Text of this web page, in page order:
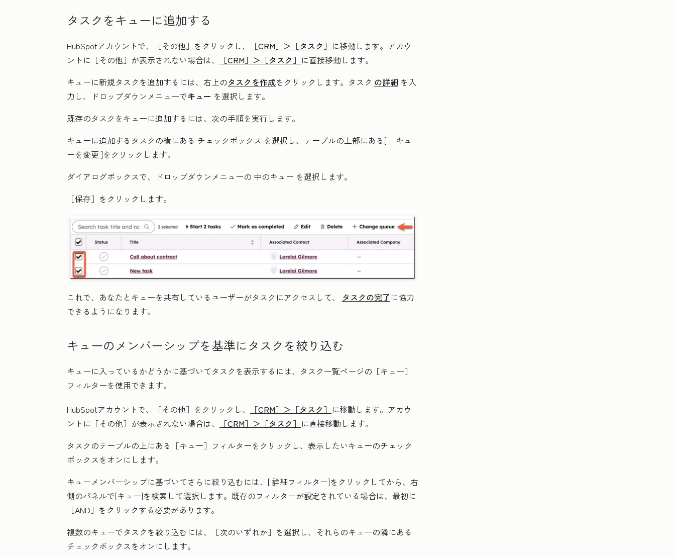
タスクをキューに追加する
HubSpotアカウントで、 ［その他］をクリックし、 ［CRM］＞ ［タスク］ に移動します。アカウ
ントに ［その他］が表示されない場合は、 ［CRM］＞ ［タスク］ に直接移動します。
キューに新規タスクを追加するには、右上のタスクを作成をクリックします。タスク の詳細 を入
力し、ドロップダウンメニューでキュー を選択します。
既存のタスクをキューに追加するには、次の手順を実行します。
キューに追加するタスクの横にある チェックボックス を選択し、テーブルの上部にある[+ キュ
ーを変更 ]をクリックします。
ダイアログボックスで、ドロップダウンメニューの 中のキュー を選択します。
［保存］ をクリックします。
これで、あなたとキューを共有しているユーザーがタスクにアクセスして、 タスクの完了に協力
できるようになります。
キューのメンバーシップを基準にタスクを絞り込む
キューに入っているかどうかに基づいてタスクを表示するには、タスク一覧ページの［キュー］
フィルターを使用できます。
HubSpotアカウントで、
［その他］をクリックし、 ［CRM］＞ ［タスク］ に移動します。アカウ
ントに ［その他］が表示されない場合は、 ［CRM］＞ ［タスク］ に直接移動します。
タスクのテーブルの上にある［キュー］フィルターをクリックし、 表示したいキューのチェック
ボックスをオンにします。
キューメンバーシップに基づいてさらに絞り込むには、[ 詳細フィルター]をクリックしてから、右
側のパネルで[キュー]を検索して選択します。既存のフィルターが設定されている場合は、最初に
［AND］をクリックする必要があります。
複数のキューでタスクを絞り込むには、［次のいずれか］ を選択し、それらのキューの隣にある
チェックボックスをオンにします。